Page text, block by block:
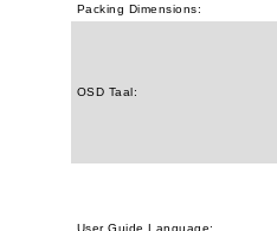
Packing Dimensions:
OSD Taal:
User Guide Language: